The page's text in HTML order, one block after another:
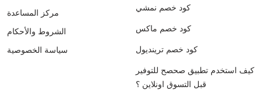
مركز المساعدة
الشروط والأحكام
سياسة الخصوصية
كود خصم نمشي
كود خصم ماكس
كود خصم ترينديول
كيف استخدم تطبيق صحصح للتوفير
قبل التسوق اونلاين ؟